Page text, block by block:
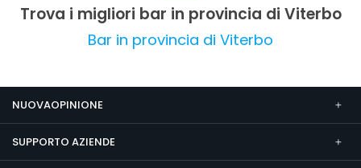
cibo e l'atmosfera amichevole, risultando molto
Trova i migliori bar in provincia di Viterbo
Bar in provincia di Viterbo
NUOVAOPINIONE
SUPPORTO AZIENDE